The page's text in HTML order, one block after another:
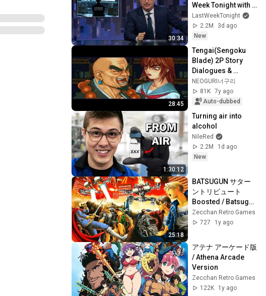
30:34
Week Tonight with
John Oliver (HBO)
LastWeekTonight
2.2M
3d ago
New
28:45
Tengai(Sengoku
Blade) 2P Story
Dialogues &
Endings !! (ENG
SUB)
NEOGURI너구리
81K 7y ago
Auto-dubbed
1:30:12
Turning air into
alcohol
NileRed
2.2M
1d ago
New
25:18
BATSUGUN サター
ントリビュート
Boosted / Batsugun
Saturn Tribute
Boosted
Zecchan Retro Games
727
1y ago
アテナ アーケード版
/ Athena Arcade
Version
Zecchan Retro Games
122K
1y ago